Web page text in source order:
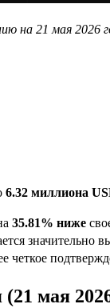
на 21 мая 2026
6.32 миллиона
35.81% ниже
четкое
мая